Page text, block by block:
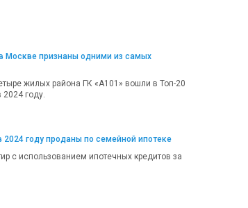
Москве признаны одними из самых
жилых района ГК «А101» вошли в Топ-20
году.
году проданы по семейной ипотеке
с использованием ипотечных кредитов за